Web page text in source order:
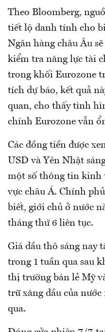
Theo Bloomberg,
tiết lộ danh tính cho
Ngân hàng châu Âu
kiểm tra năng lực tài
trong khối Eurozone
tích dự báo, kết quả
quan, cho thấy tình
chính Eurozone vẫn
Các đồng tiền được
USD và Yên Nhật
một số thông tin kinh
vực châu Á. Chính
biết, giới chủ ở nước
tháng thứ 6 liên tục.
Giá dầu thô sáng nay
trong 1 tuần qua sau
thị trường bán lẻ Mỹ
trữ xăng dầu của
qua.